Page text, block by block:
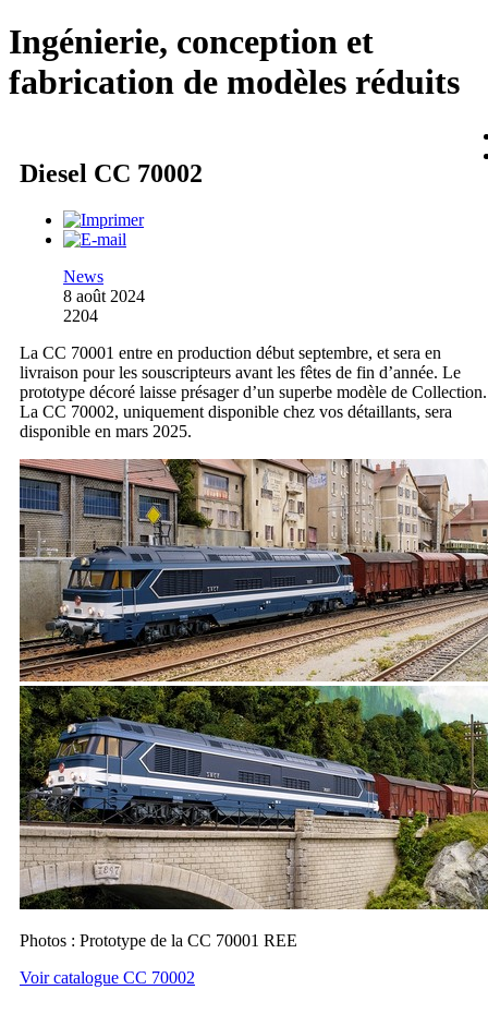
Ingénierie, conception et
fabrication de modèles réduits
Diesel CC 70002
News
8 août 2024
2204
La CC 70001 entre en production début septembre, et sera en
livraison pour les souscripteurs avant les fêtes de fin d’année. Le
prototype décoré laisse présager d’un superbe modèle de Collection.
La CC 70002, uniquement disponible chez vos détaillants, sera
disponible en mars 2025.
Photos : Prototype de la CC 70001 REE
Voir catalogue CC 70002